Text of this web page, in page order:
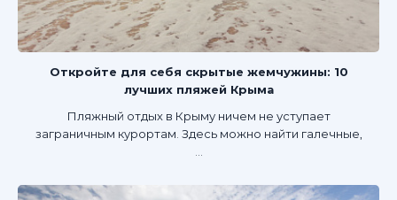
Откройте для себя скрытые жемчужины: 10
лучших пляжей Крыма
Пляжный отдых в Крыму ничем не уступает
заграничным курортам. Здесь можно найти галечные,